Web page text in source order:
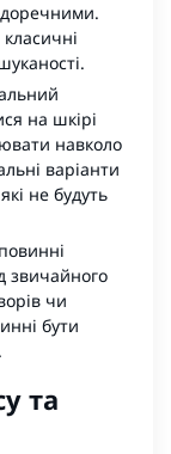
на шкірі
навколо
варіанти
не будуть
звичайного
чи
бути
та